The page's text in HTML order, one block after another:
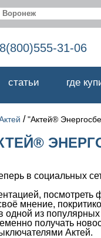
Воронеж
8(800)555-31-06
статьи где
/"Актей®
в социальных
мнение,
из
получать
Актей.